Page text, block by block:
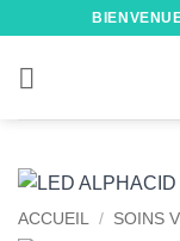
contenu
ACCUEIL / SOINS